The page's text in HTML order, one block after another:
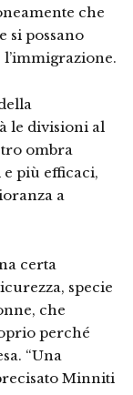
che
si possano
le divisioni al
ombra
più efficaci,
a
certa
specie
che
perché
“Una
Minniti